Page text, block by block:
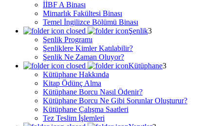
İİBF A Binası
Mimarlık Fakültesi Binası
Temel İngilizce Bölümü Binası
Şenlik
Şenlik Programı
Şenliklere Kimler Katılabilir?
Şenlik Ne Zaman Oluyor?
Kütüphane
Kütüphane Hakkında
Kitap Ödünç Alma
Kütüphane Borcu Nasıl Ödenir?
Kütüphane Borcu Ne Gibi Sorunlar Oluşturur?
Kütüphane Çalışma Saatleri
Tez Teslim İşlemleri